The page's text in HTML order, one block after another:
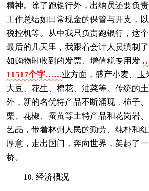
精神。除了跑银行外，出纳员还要负责
工作总结如日常现金的保管与开支，
税控机等。从中我只负责跑银行，这个
最后的几天里，我跟着会计人员填制了
如购物时收到的发票、增值税专用发
11517个字……业方面，盛产小麦、玉
大豆、花生、棉花、油菜等。传统的
外，新的名优特产品不断涌现，柿子
栗、花椒、蚕茧等土特产品和花岗岩
艺品，带着林州人民的勤劳、纯朴和
厚意，走出国门，奔向世界，架起了
桥。
10. 经济概况